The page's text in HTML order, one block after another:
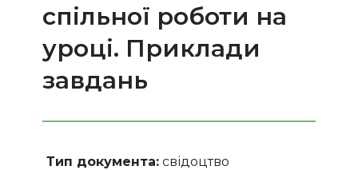
спільної роботи на
уроці. Приклади
завдань
Тип документа: свідоцтво